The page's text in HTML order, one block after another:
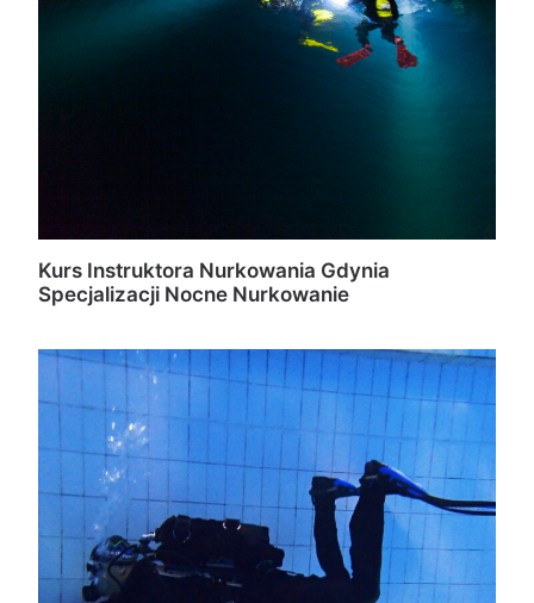
Kurs Instruktora Nurkowania Gdynia
Specjalizacji Nocne Nurkowanie